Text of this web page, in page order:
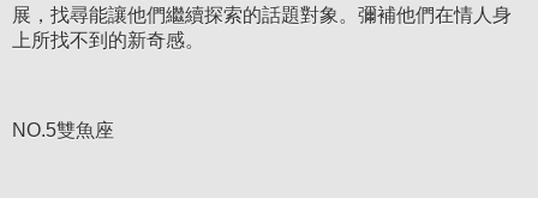
展，找尋能讓他們繼續探索的話題對象。彌補他們在情人身
上所找不到的新奇感。
NO.5雙魚座